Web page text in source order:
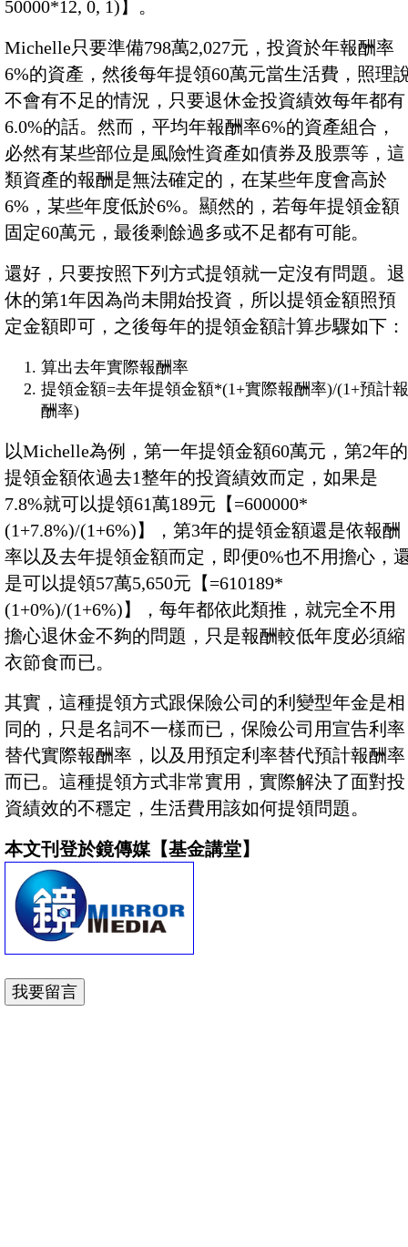
50000*12, 0, 1)】。
Michelle只要準備798萬2,027元，投資於年報酬率
6%的資產，然後每年提領60萬元當生活費，照理
不會有不足的情況，只要退休金投資績效每年都有
6.0%的話。然而，平均年報酬率6%的資產組合，
必然有某些部位是風險性資產如債券及股票等，這
類資產的報酬是無法確定的，在某些年度會高於
6%，某些年度低於6%。顯然的，若每年提領金額
固定60萬元，最後剩餘過多或不足都有可能。
還好，只要按照下列方式提領就一定沒有問題。退
休的第1年因為尚未開始投資，所以提領金額照預
定金額即可，之後每年的提領金額計算步驟如下：
算出去年實際報酬率
提領金額=去年提領金額*(1+實際報酬率)/(1+預計報
酬率)
以Michelle為例，第一年提領金額60萬元，第2年的
提領金額依過去1整年的投資績效而定，如果是
7.8%就可以提領61萬189元【=600000*
(1+7.8%)/(1+6%)】，第3年的提領金額還是依報酬
率以及去年提領金額而定，即便0%也不用擔心，
是可以提領57萬5,650元【=610189*
(1+0%)/(1+6%)】，每年都依此類推，就完全不用
擔心退休金不夠的問題，只是報酬較低年度必須縮
衣節食而已。
其實，這種提領方式跟保險公司的利變型年金是相
同的，只是名詞不一樣而已，保險公司用宣告利率
替代實際報酬率，以及用預定利率替代預計報酬率
而已。這種提領方式非常實用，實際解決了面對投
資績效的不穩定，生活費用該如何提領問題。
本文刊登於鏡傳媒【基金講堂】